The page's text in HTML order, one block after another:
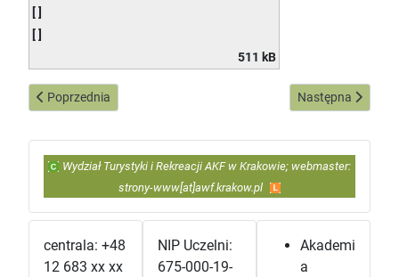
[ ]
[ ]
511 kB
Poprzednia strona: INSTYTUT TURYSTYKI
Poprzednia Następna strona:
Następna
Wydział Turystyki i Rekreacji AKF w Krakowie; webmaster:
strony-www[at]awf.krakow.pl
centrala: +48
12 683 xx xx
NIP Uczelni:
675-000-19-
Akademi
a